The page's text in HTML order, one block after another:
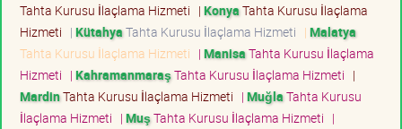
Tahta Kurusu İlaçlama Hizmeti | KonyaTahta Kurusu İlaçlama
Hizmeti | KütahyaTahta Kurusu İlaçlama Hizmeti | Malatya
Tahta Kurusu İlaçlama Hizmeti | ManisaTahta Kurusu İlaçlama
Hizmeti | KahramanmaraşTahta Kurusu İlaçlama Hizmeti |
MardinTahta Kurusu İlaçlama Hizmeti | MuğlaTahta Kurusu
İlaçlama Hizmeti | MuşTahta Kurusu İlaçlama Hizmeti |